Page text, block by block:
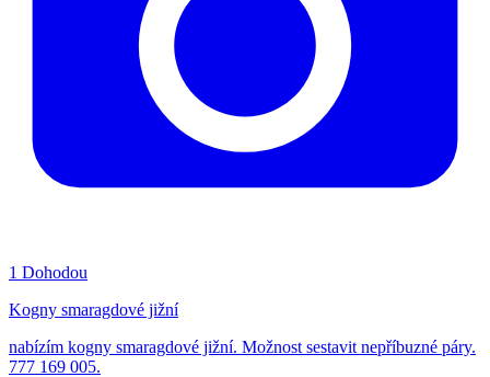
1 Dohodou
Kogny smaragdové jižní
nabízím kogny smaragdové jižní. Možnost sestavit nepříbuzné páry.
777 169 005.